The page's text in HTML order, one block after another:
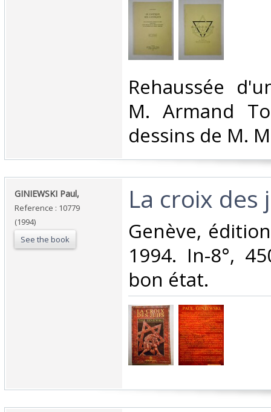
‎Rehaussée
M. Armand
dessins de M.
‎GINIEWSKI Paul,‎
Reference : 10779
(1994)
See the book
‎La croix des
‎Genève,
1994. In-8°,
bon état.‎